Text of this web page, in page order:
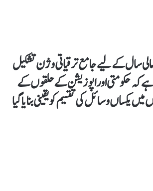
سال کے لیے جامع ترقیاتی وژن تشکیل
ہےکہ حکومتی اور اپوزیشن کے حلقوں کے
یکساں وسائل کی تقسیم کو یقینی بنایا گیا